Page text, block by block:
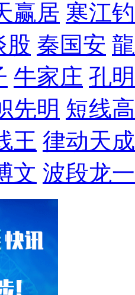
赢居 寒江
股 秦国安
牛家庄 孔
先明 短线
王 律动天成
文 波段龙一